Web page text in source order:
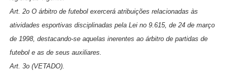
Art. 2o O árbitro de futebol exercerá atribuições relacionadas às
atividades esportivas disciplinadas pela Lei no 9.615, de 24 de março
de 1998, destacando-se aquelas inerentes ao árbitro de partidas de
futebol e as de seus auxiliares.
Art. 3o (VETADO).